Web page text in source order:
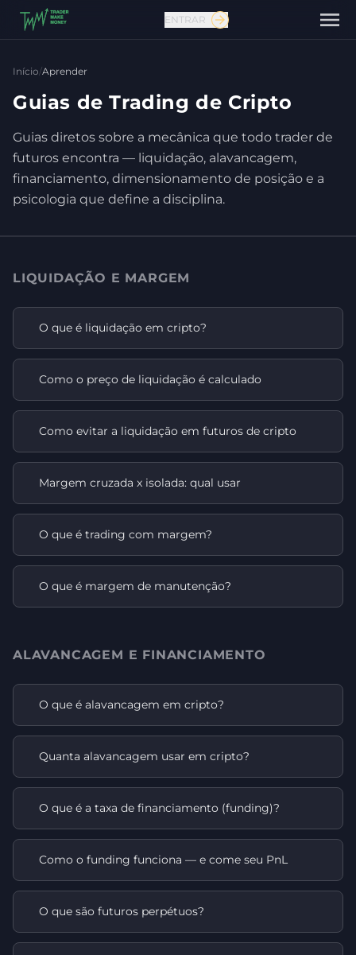
Fale conosco
ENTRAR
Início/Aprender
Guias de Trading de Cripto
Guias diretos sobre a mecânica que todo trader de
futuros encontra — liquidação, alavancagem,
financiamento, dimensionamento de posição e a
psicologia que define a disciplina.
LIQUIDAÇÃO E MARGEM
O que é liquidação em cripto?
Como o preço de liquidação é calculado
Como evitar a liquidação em futuros de cripto
Margem cruzada x isolada: qual usar
O que é trading com margem?
O que é margem de manutenção?
ALAVANCAGEM E FINANCIAMENTO
O que é alavancagem em cripto?
Quanta alavancagem usar em cripto?
O que é a taxa de financiamento (funding)?
Como o funding funciona — e come seu PnL
O que são futuros perpétuos?